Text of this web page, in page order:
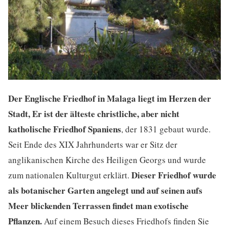
Der Englische Friedhof in Malaga liegt im Herzen der
Stadt, Er ist der älteste christliche, aber nicht
katholische Friedhof Spaniens, der 1831 gebaut wurde.
Seit Ende des XIX Jahrhunderts war er Sitz der
anglikanischen Kirche des Heiligen Georgs und wurde
zum nationalen Kulturgut erklärt. Dieser Friedhof wurde
als botanischer Garten angelegt und auf seinen aufs
Meer blickenden Terrassen findet man exotische
Pflanzen.Auf einem Besuch dieses Friedhofs finden Sie